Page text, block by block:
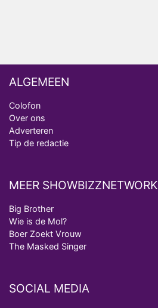
ALGEMEEN
Colofon
Over ons
Adverteren
Tip de redactie
MEER SHOWBIZZNETWORK
Big Brother
Wie is de Mol?
Boer Zoekt Vrouw
The Masked Singer
SOCIAL MEDIA